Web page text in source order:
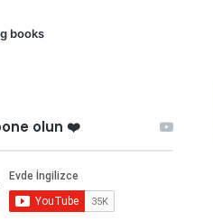
books
olun ❤️